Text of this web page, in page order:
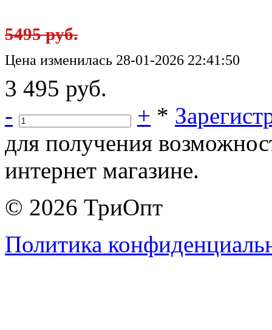
5495 руб.
Цена изменилась 28-01-2026 22:41:50
3 495 руб.
-
+ *
для получения
интернет магазине.
© 2026 ТриОпт
Политика